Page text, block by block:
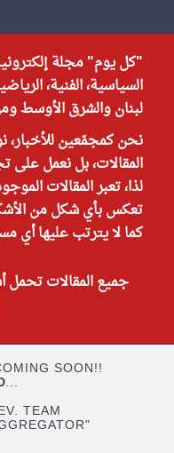
"كل يوم" مجلة
السياسية، الفنية،
لبنان والشرق الأوسط
نحن كمجمّعين للأخبار،
المقالات، بل نعمل على
لذا، تعبر المقالات
تعكس بأي شكل من
كما لا يترتب عليها أي
جميع المقالات تحمل
SOON!!
...
TEAM